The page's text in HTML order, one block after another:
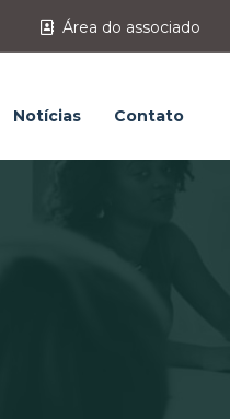
Área do associado
Notícias Contato